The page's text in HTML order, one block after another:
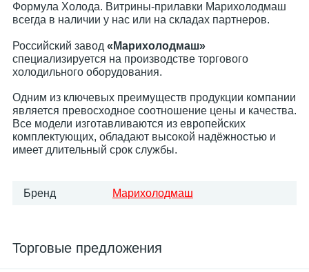
Формула Холода. Витрины-прилавки Марихолодмаш
всегда в наличии у нас или на складах партнеров.
Российский завод «Марихолодмаш»
специализируется на производстве торгового
холодильного оборудования.
Одним из ключевых преимуществ продукции компании
является превосходное соотношение цены и качества.
Все модели изготавливаются из европейских
комплектующих, обладают высокой надёжностью и
имеет длительный срок службы.
Бренд Марихолодмаш
Торговые предложения